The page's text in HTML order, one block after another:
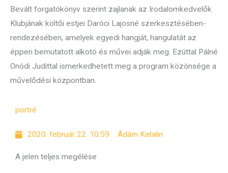
Bevált forgatókönyv szerint zajlanak az Irodalomkedvelők
Klubjának költői estjei Daróci Lajosné szerkesztésében-
rendezésében, amelyek egyedi hangját, hangulatát az
éppen bemutatott alkotó és művei adják meg. Ezúttal Pálné
Onódi Judittal ismerkedhetett meg a program közönsége a
művelődési központban.
portré
2020. február 22. 10:59 Ádám Katalin
A jelen teljes megélése